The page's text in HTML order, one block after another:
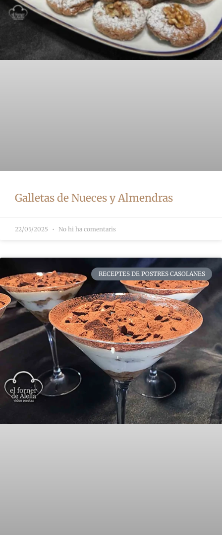
Galletas de Nueces y Almendras
22/05/2025 No hi ha comentaris
RECEPTES DE POSTRES CASOLANES